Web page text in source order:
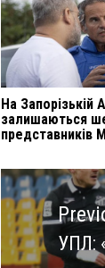
На Запорізькій
залишаються
представників
Навигация
по
записям
УПЛ: